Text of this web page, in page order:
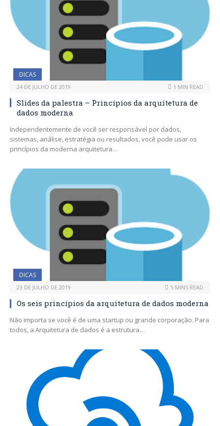
DICAS
24 DE JULHO DE 2019 1 MIN READ
Slides da palestra – Princípios da arquitetura de
dados moderna
Independentemente de você ser responsável por dados,
sistemas, análise, estratégia ou resultados, você pode usar os
princípios da moderna arquitetura…
DICAS
23 DE JULHO DE 2019 5 MINS READ
Os seis princípios da arquitetura de dados moderna
Não importa se você é de uma startup ou grande corporação. Para
todos, a Arquitetura de dados é a estrutura…